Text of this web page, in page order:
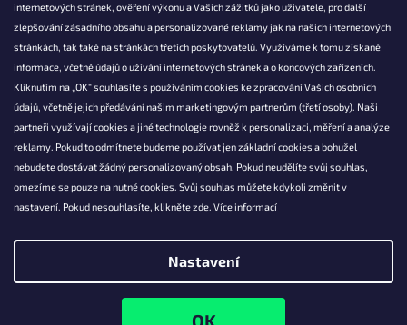
internetových stránek, ověření výkonu a Vašich zážitků jako uživatele, pro další
zlepšování zásadního obsahu a personalizované reklamy jak na našich internetových
stránkách, tak také na stránkách třetích poskytovatelů. Využíváme k tomu získané
informace, včetně údajů o užívání internetových stránek a o koncových zařízeních.
Kliknutím na „OK“ souhlasíte s používáním cookies ke zpracování Vašich osobních
údajů, včetně jejich předávání našim marketingovým partnerům (třetí osoby). Naši
partneři využívají cookies a jiné technologie rovněž k personalizaci, měření a analýze
reklamy. Pokud to odmítnete budeme používat jen základní cookies a bohužel
nebudete dostávat žádný personalizovaný obsah. Pokud neudělíte svůj souhlas,
omezíme se pouze na nutné cookies. Svůj souhlas můžete kdykoli změnit v
nastavení. Pokud nesouhlasíte, kliknětezde. Více informací
Nastavení
KONTAKT
info@falanzo.cz
Falanzo.cz
FalanzoCZ